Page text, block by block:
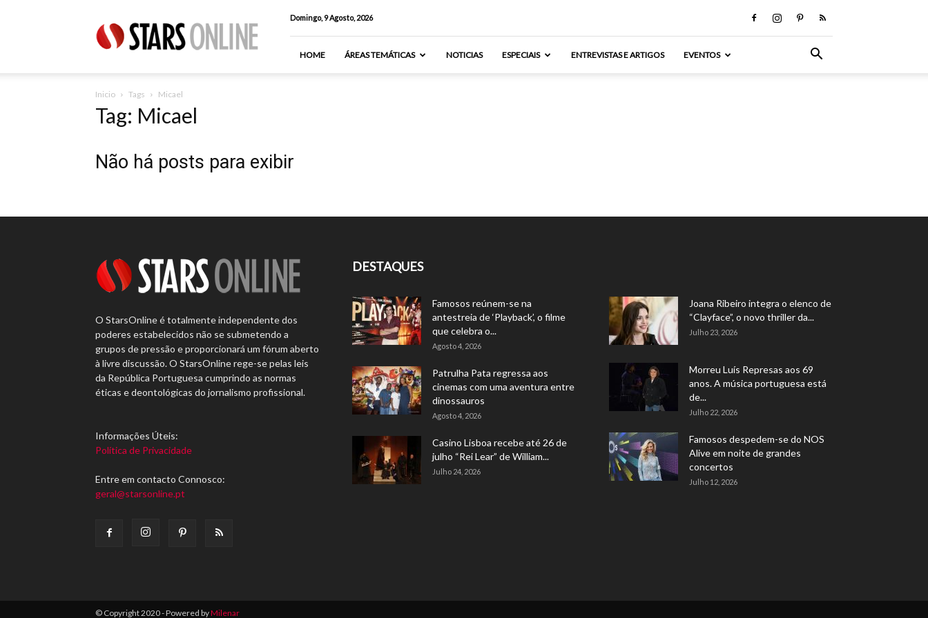
Online
Domingo, 9 Agosto, 2026
HOME ÁREAS TEMÁTICAS NOTICIAS ESPECIAIS ENTREVISTAS E ARTIGOS EVENTOS
Inicio Tags Micael
Tag: Micael
Não há posts para exibir
O StarsOnline é totalmente independente dos
poderes estabelecidos não se submetendo a
grupos de pressão e proporcionará um fórum aberto
à livre discussão. O StarsOnline rege-se pelas leis
da República Portuguesa cumprindo as normas
éticas e deontológicas do jornalismo profissional.
Informações Úteis:
Política de Privacidade
Entre em contacto Connosco:
geral@starsonline.pt
DESTAQUES
Famosos reúnem-se na
antestreia de ‘Playback’, o filme
que celebra o...
Agosto 4, 2026
Patrulha Pata regressa aos
cinemas com uma aventura entre
dinossauros
Agosto 4, 2026
Casino Lisboa recebe até 26 de
julho “Rei Lear” de William...
Julho 24, 2026
Joana Ribeiro integra o elenco de
“Clayface”, o novo thriller da...
Julho 23, 2026
Morreu Luís Represas aos 69
anos. A música portuguesa está
de...
Julho 22, 2026
Famosos despedem-se do NOS
Alive em noite de grandes
concertos
Julho 12, 2026
© Copyright 2020 - Powered byMilenar